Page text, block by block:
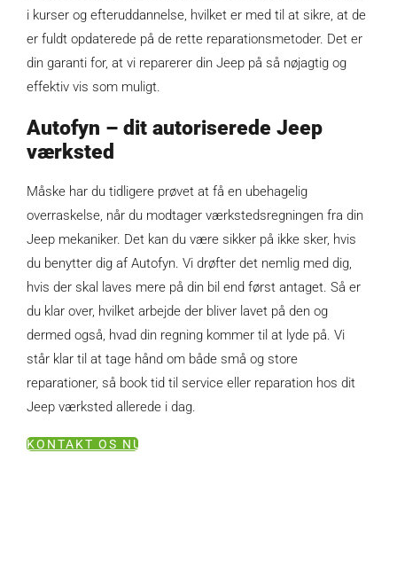
i kurser og efteruddannelse, hvilket er med til at sikre, at de
er fuldt opdaterede på de rette reparationsmetoder. Det er
din garanti for, at vi reparerer din Jeep på så nøjagtig og
effektiv vis som muligt.
Autofyn – dit autoriserede Jeep
værksted
Måske har du tidligere prøvet at få en ubehagelig
overraskelse, når du modtager værkstedsregningen fra din
Jeep mekaniker. Det kan du være sikker på ikke sker, hvis
du benytter dig af Autofyn. Vi drøfter det nemlig med dig,
hvis der skal laves mere på din bil end først antaget. Så er
du klar over, hvilket arbejde der bliver lavet på den og
dermed også, hvad din regning kommer til at lyde på. Vi
står klar til at tage hånd om både små og store
reparationer, så book tid til service eller reparation hos dit
Jeep værksted allerede i dag.
KONTAKT OS NU